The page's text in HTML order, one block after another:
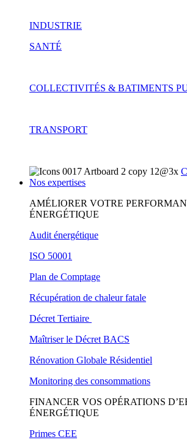
INDUSTRIE
SANTÉ
COLLECTIVITÉS & BATIMENTS
TRANSPORT
Nos expertises
AMÉLIORER VOTRE
ÉNERGÉTIQUE
Audit énergétique
ISO 50001
Plan de Comptage
Récupération de chaleur fatale
Décret Tertiaire
Maîtriser le Décret BACS
Rénovation Globale Résidentiel
Monitoring des consommations
FINANCER VOS OPÉRATIONS
ÉNERGÉTIQUE
Primes CEE